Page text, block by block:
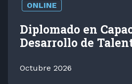
ONLINE
Diplomado en
Desarrollo de
Octubre 2026